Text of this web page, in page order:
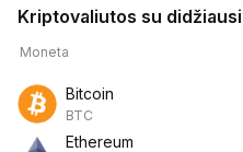
Kriptovaliutos su
Moneta
Bitcoin
BTC
Ethereum